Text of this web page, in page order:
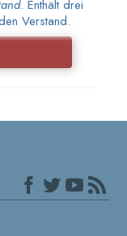
. Enthält drei
Verstand.